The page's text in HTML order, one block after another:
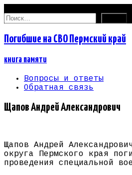
Найти:
Погибшие на СВО Пермский край
книга памяти
Вопросы и ответы
Обратная связь
Щапов Андрей Александрович
Щапов Андрей
округа Пермского края
проведения специальной